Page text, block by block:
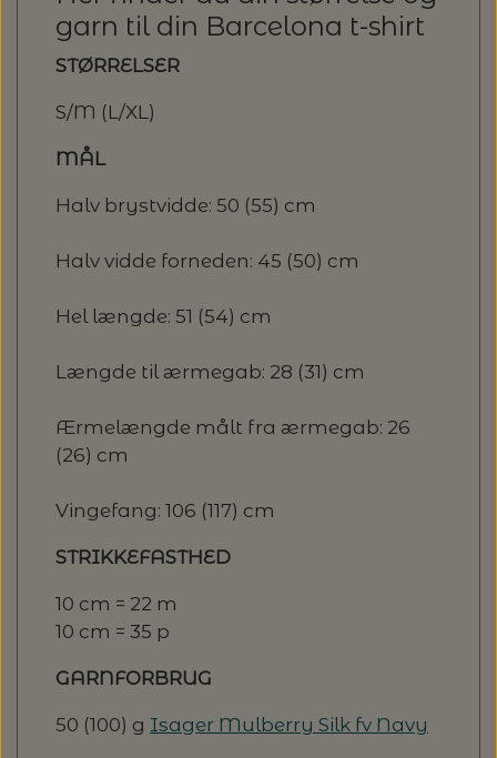
TRYKLÅSE
garn til din Barcelona t-shirt
STØRRELSER
S/M (L/XL)
MÅL
Halv brystvidde: 50 (55) cm
Halv vidde forneden: 45 (50) cm
Hel længde: 51 (54) cm
Længde til ærmegab: 28 (31) cm
Ærmelængde målt fra ærmegab: 26
(26) cm
Vingefang: 106 (117) cm
STRIKKEFASTHED
10 cm = 22 m
10 cm = 35 p
GARNFORBRUG
50 (100) g Isager Mulberry Silk fv Navy